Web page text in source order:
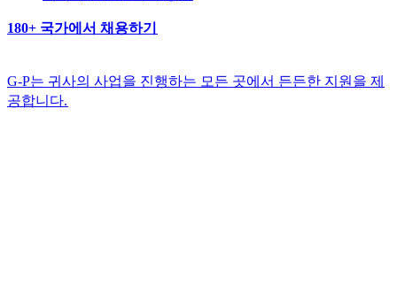
180+ 국가에서 채용하기​​
G-P는 귀사의 사업을 진행하는 모든 곳에서 든든한 지원을 제
공합니다.​​